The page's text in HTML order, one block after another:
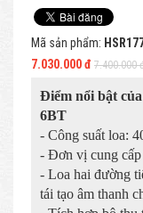
Mã sản phẩm:
7.030.000 đ 7.400.000
Điểm nổi bật
6BT
- Công suất loa:
- Đơn vị cung cấp
- Loa hai đường
tái tạo âm thanh